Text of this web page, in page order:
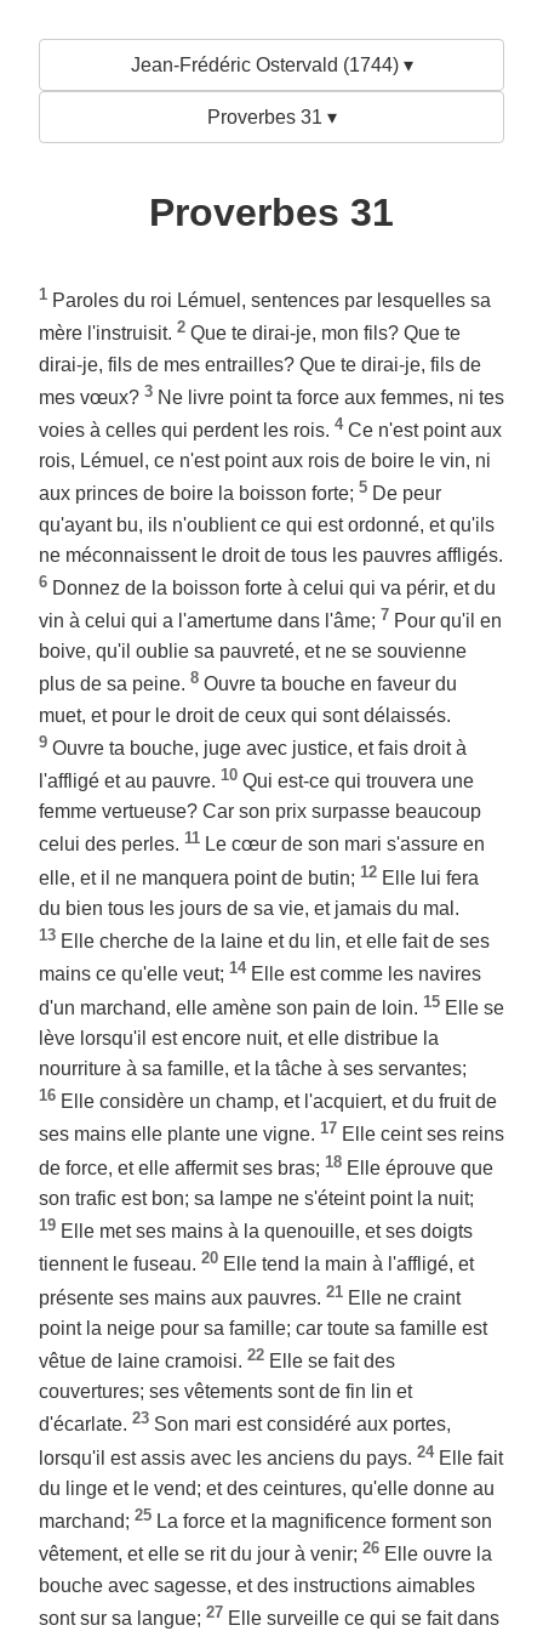
Jean-Frédéric Ostervald (1744) ▾
Proverbes 31 ▾
Proverbes 31
1 Paroles du roi Lémuel, sentences par lesquelles sa
mère l'instruisit. 2 Que te dirai-je, mon fils? Que te
dirai-je, fils de mes entrailles? Que te dirai-je, fils de
mes vœux? 3 Ne livre point ta force aux femmes, ni tes
voies à celles qui perdent les rois. 4 Ce n'est point aux
rois, Lémuel, ce n'est point aux rois de boire le vin, ni
aux princes de boire la boisson forte; 5 De peur
qu'ayant bu, ils n'oublient ce qui est ordonné, et qu'ils
ne méconnaissent le droit de tous les pauvres affligés.
6 Donnez de la boisson forte à celui qui va périr, et du
vin à celui qui a l'amertume dans l'âme; 7 Pour qu'il en
boive, qu'il oublie sa pauvreté, et ne se souvienne
plus de sa peine. 8 Ouvre ta bouche en faveur du
muet, et pour le droit de ceux qui sont délaissés.
9 Ouvre ta bouche, juge avec justice, et fais droit à
l'affligé et au pauvre. 10 Qui est-ce qui trouvera une
femme vertueuse? Car son prix surpasse beaucoup
celui des perles. 11 Le cœur de son mari s'assure en
elle, et il ne manquera point de butin; 12 Elle lui fera
du bien tous les jours de sa vie, et jamais du mal.
13 Elle cherche de la laine et du lin, et elle fait de ses
mains ce qu'elle veut; 14 Elle est comme les navires
d'un marchand, elle amène son pain de loin. 15 Elle se
lève lorsqu'il est encore nuit, et elle distribue la
nourriture à sa famille, et la tâche à ses servantes;
16 Elle considère un champ, et l'acquiert, et du fruit de
ses mains elle plante une vigne. 17 Elle ceint ses reins
de force, et elle affermit ses bras; 18 Elle éprouve que
son trafic est bon; sa lampe ne s'éteint point la nuit;
19 Elle met ses mains à la quenouille, et ses doigts
tiennent le fuseau. 20 Elle tend la main à l'affligé, et
présente ses mains aux pauvres. 21 Elle ne craint
point la neige pour sa famille; car toute sa famille est
vêtue de laine cramoisi. 22 Elle se fait des
couvertures; ses vêtements sont de fin lin et
d'écarlate. 23 Son mari est considéré aux portes,
lorsqu'il est assis avec les anciens du pays. 24 Elle fait
du linge et le vend; et des ceintures, qu'elle donne au
marchand; 25 La force et la magnificence forment son
vêtement, et elle se rit du jour à venir; 26 Elle ouvre la
bouche avec sagesse, et des instructions aimables
sont sur sa langue; 27 Elle surveille ce qui se fait dans